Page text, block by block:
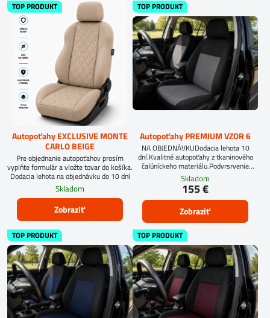
TOP PRODUKT
Autopoťahy EXCLUSIVE MONTE
CARLO BEIGE
Pre objednanie autopoťahov prosím
vyplňte formulár a vložte tovar do košíka.
Dodacia lehota na objednávku do 10 dní
Skladom
Zobraziť
TOP PRODUKT
Autopoťahy PREMIUM VZOR 6
NA OBJEDNÁVKUDodacia lehota 10
dní.Kvalitné autopoťahy z tkaninového
čalúníckeho materiálu.Podvrsrvenie
molitan 5 mm.Pri objednávke
autopoťahov šitých na mieru, vyplňte
prosím údaje o sedadlách Vášho
automobilu.
Skladom
155 €
Zobraziť
TOP PRODUKT TOP PRODUKT